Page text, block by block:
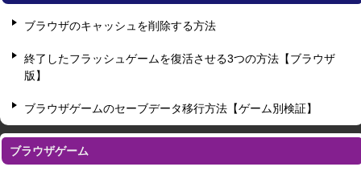
ブラウザのキャッシュを削除する方法
終了したフラッシュゲームを復活させる3つの方法【ブラウザ
版】
ブラウザゲームのセーブデータ移行方法【ゲーム別検証】
ブラウザゲーム